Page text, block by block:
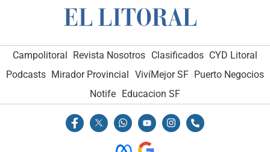
Campolitoral Revista Nosotros Clasificados CYD Litoral
Podcasts Mirador Provincial VivíMejor SF Puerto Negocios
Notife Educacion SF